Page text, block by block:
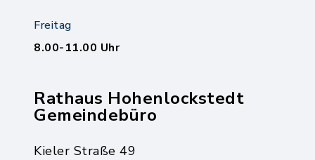
Freitag
8.00-11.00 Uhr
Rathaus Hohenlockstedt
Gemeindebüro
Kieler Straße 49